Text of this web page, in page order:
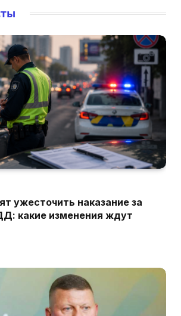
ужесточить наказание за
какие изменения ждут